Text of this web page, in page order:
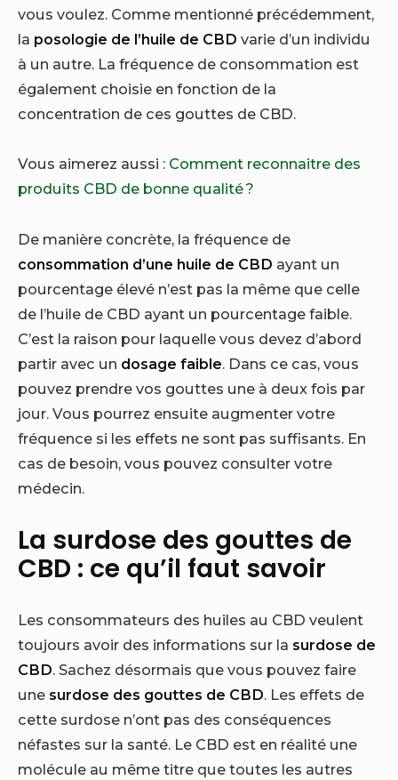
vous voulez. Comme mentionné précédemment,
la posologie de l’huile de CBD varie d’un individu
à un autre. La fréquence de consommation est
également choisie en fonction de la
concentration de ces gouttes de CBD.
Vous aimerez aussi : Comment reconnaitre des
produits CBD de bonne qualité ?
De manière concrète, la fréquence de
consommation d’une huile de CBD ayant un
pourcentage élevé n’est pas la même que celle
de l’huile de CBD ayant un pourcentage faible.
C’est la raison pour laquelle vous devez d’abord
partir avec un dosage faible. Dans ce cas, vous
pouvez prendre vos gouttes une à deux fois par
jour. Vous pourrez ensuite augmenter votre
fréquence si les effets ne sont pas suffisants. En
cas de besoin, vous pouvez consulter votre
médecin.
La surdose des gouttes de
CBD : ce qu’il faut savoir
Les consommateurs des huiles au CBD veulent
toujours avoir des informations sur la surdose de
CBD. Sachez désormais que vous pouvez faire
une surdose des gouttes de CBD. Les effets de
cette surdose n’ont pas des conséquences
néfastes sur la santé. Le CBD est en réalité une
molécule au même titre que toutes les autres